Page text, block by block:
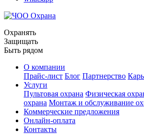
Охранять
Защищать
Быть рядом
О компании
Прайс-лист Блог Партнерство
Услуги
Пультовая охрана Физическая
охрана Монтаж и обслуживание
Коммерческие предложения
Онлайн-оплата
Контакты